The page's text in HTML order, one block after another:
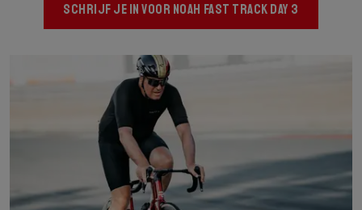
SCHRIJF JE IN VOOR NOAH FAST TRACK DAY 3